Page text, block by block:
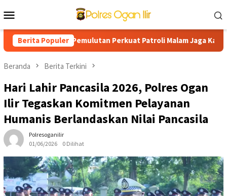
ke
Mobile
Berita Populer
Polsek Pemulutan Perkuat Patroli Malam Jaga Kamtibmas
Beranda Berita Terkini
Hari Lahir Pancasila 2026, Polres Ogan
Ilir Tegaskan Komitmen Pelayanan
Humanis Berlandaskan Nilai Pancasila
Polresoganilir
01/06/2026
0 Dilihat